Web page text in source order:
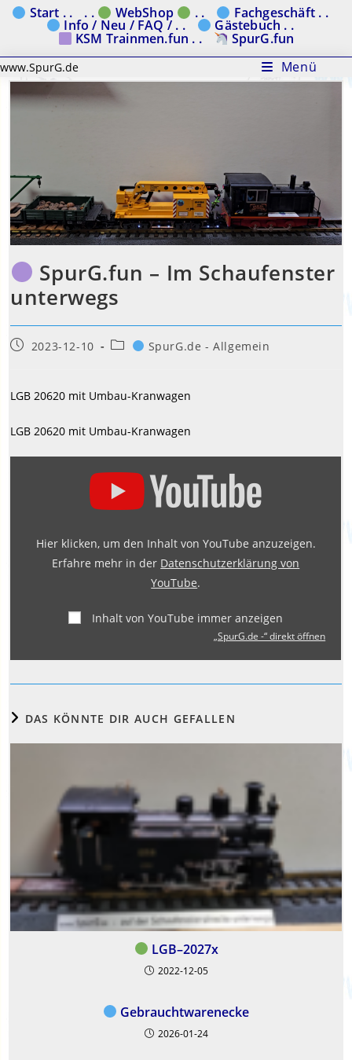
Zum Start . . . . WebShop . . Fachgeschäft . .
Info / Neu / FAQ / . . Gästebuch . .
KSM Trainmen.fun . . SpurG.fun
www.SpurG.de Menü
SpurG.fun – Im Schaufenster
unterwegs
Beitrag2023-12-10
Beitrags-SpurG.de - Allgemein
LGB 20620 mit Umbau-Kranwagen
LGB 20620 mit Umbau-Kranwagen
anzeigenHier klicken, um den Inhalt von YouTube anzuzeigen.
Erfahre mehr in der Datenschutzerklärung von
YouTube.
Inhalt von YouTube immer anzeigen
„SpurG.de -“ direkt öffnen
DAS KÖNNTE DIR AUCH GEFALLEN
LGB–2027x
2022-12-05
Gebrauchtwarenecke
2026-01-24